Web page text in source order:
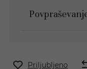
Priljubljeno